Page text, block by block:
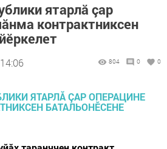
ятарлă çар
контрактниксен
804 0 0